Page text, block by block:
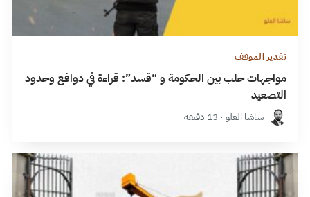
تقدير الموقف
مواجهات حلب بين الحكومة و “قسد”: قراءة في دوافع وحدود
التصعيد
ساشا العلو · 13 دقيقة